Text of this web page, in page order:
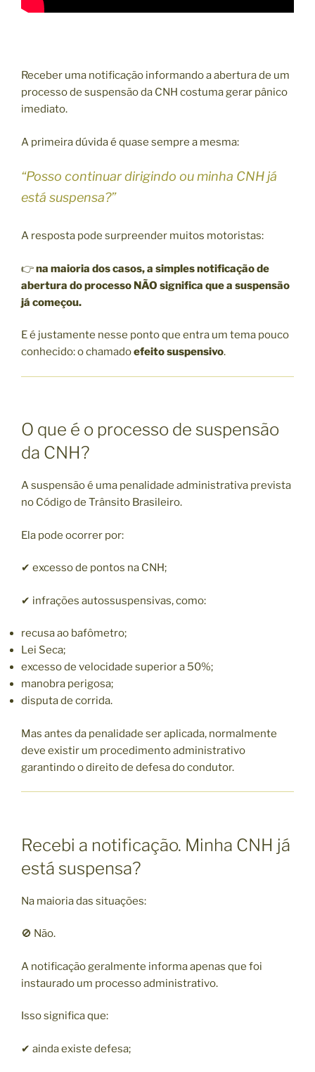
Receber uma notificação informando a abertura de um
processo de suspensão da CNH costuma gerar pânico
imediato.
A primeira dúvida é quase sempre a mesma:
“Posso continuar dirigindo ou minha CNH já
está suspensa?”
A resposta pode surpreender muitos motoristas:
👉na maioria dos casos, a simples notificação de
abertura do processo NÃO significa que a suspensão
já começou.
E é justamente nesse ponto que entra um tema pouco
conhecido: o chamadoefeito suspensivo.
O que é o processo de suspensão
da CNH?
A suspensão é uma penalidade administrativa prevista
no Código de Trânsito Brasileiro.
Ela pode ocorrer por:
✔ excesso de pontos na CNH;
✔ infrações autossuspensivas, como:
recusa ao bafômetro;
Lei Seca;
excesso de velocidade superior a 50%;
manobra perigosa;
disputa de corrida.
Mas antes da penalidade ser aplicada, normalmente
deve existir um procedimento administrativo
garantindo o direito de defesa do condutor.
Recebi a notificação. Minha CNH já
está suspensa?
Na maioria das situações:
🚫 Não.
A notificação geralmente informa apenas que foi
instaurado um processo administrativo.
Isso significa que:
✔ ainda existe defesa;